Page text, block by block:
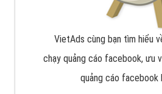
VietAds cùng bạn tìm hiểu
chạy quảng cáo facebook, ưu
quảng cáo facebook